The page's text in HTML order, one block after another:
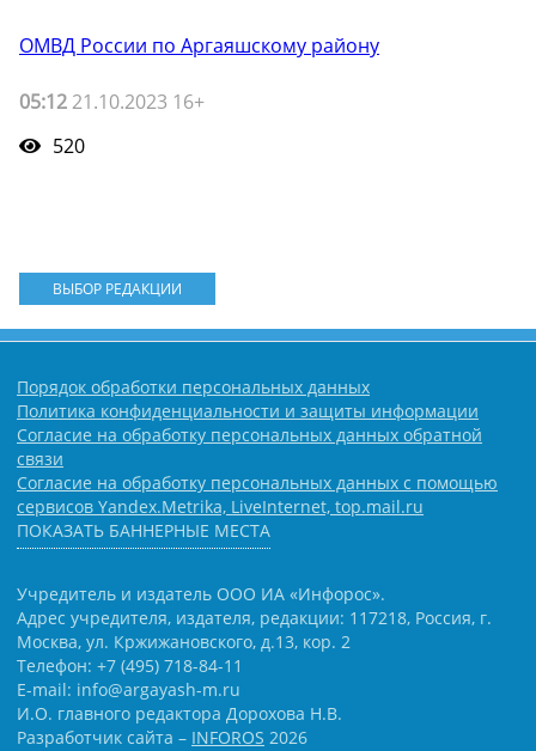
ОМВД России по Аргаяшскому району
05:12 21.10.2023 16+
520
ВЫБОР РЕДАКЦИИ
Порядок обработки персональных данных
Политика конфиденциальности и защиты информации
Согласие на обработку персональных данных обратной
связи
Согласие на обработку персональных данных с помощью
сервисов Yandex.Metrika, LiveInternet, top.mail.ru
ПОКАЗАТЬ БАННЕРНЫЕ МЕСТА
Учредитель и издатель ООО ИА «Инфорос».
Адрес учредителя, издателя, редакции: 117218, Россия, г.
Москва, ул. Кржижановского, д.13, кор. 2
Телефон: +7 (495) 718-84-11
E-mail: info@argayash-m.ru
И.О. главного редактора Дорохова Н.В.
Разработчик сайта – INFOROS 2026